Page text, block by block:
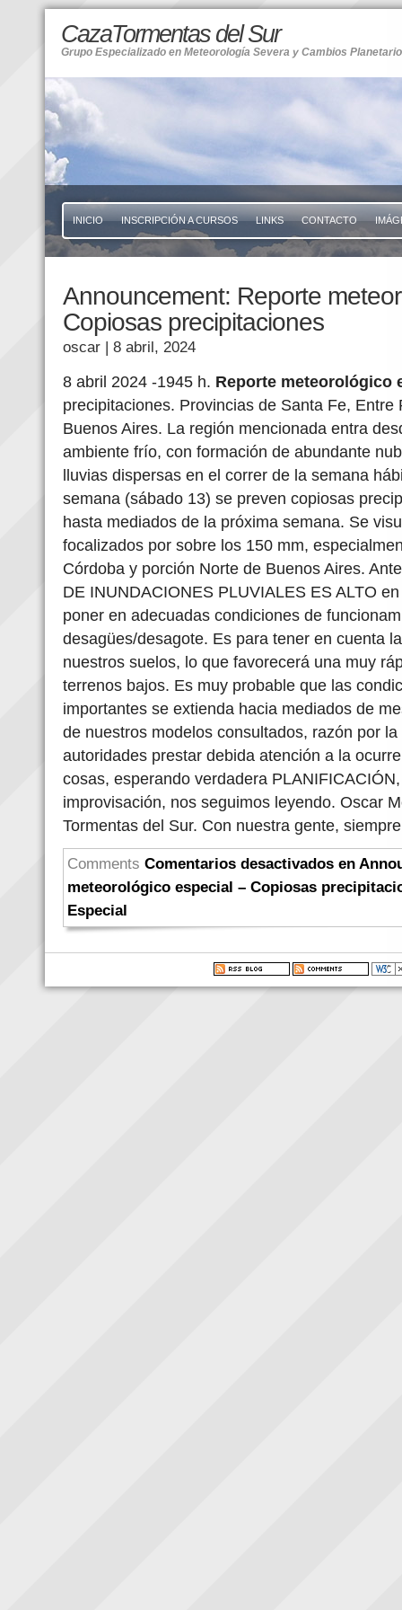
CazaTormentas del Sur
Grupo Especializado en Meteorología Severa y Cambios
INICIO INSCRIPCIÓN A CURSOS LINKS CONTACTO
Announcement: Reporte
Copiosas precipitaciones
oscar | 8 abril, 2024
8 abril 2024 -1945 h. Reporte meteorológico
precipitaciones. Provincias de Santa Fe,
Buenos Aires. La región mencionada entra
ambiente frío, con formación de abundante
lluvias dispersas en el correr de la semana
semana (sábado 13) se preven copiosas
hasta mediados de la próxima semana. Se
focalizados por sobre los 150 mm,
Córdoba y porción Norte de Buenos Aires.
DE INUNDACIONES PLUVIALES ES ALTO
poner en adecuadas condiciones de
desagües/desagote. Es para tener en cuenta
nuestros suelos, lo que favorecerá una muy
terrenos bajos. Es muy probable que las
importantes se extienda hacia mediados de
de nuestros modelos consultados, razón por
autoridades prestar debida atención a la
cosas, esperando verdadera
improvisación, nos seguimos leyendo. Oscar
Tormentas del Sur. Con nuestra gente,
Comments Comentarios desactivados en
meteorológico especial – Copiosas
Especial